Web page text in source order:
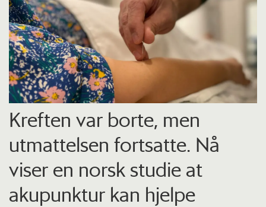
Kreften var borte, men
utmattelsen fortsatte. Nå
viser en norsk studie at
akupunktur kan hjelpe